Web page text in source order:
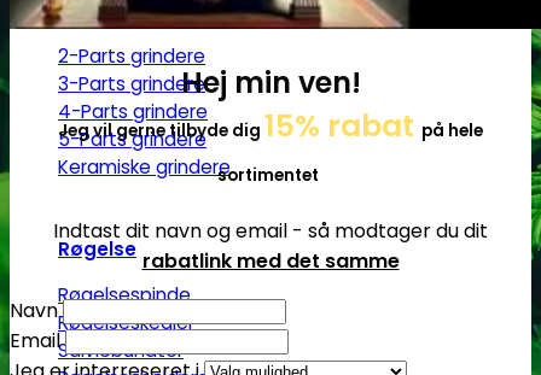
Grindere
2-Parts grindere
3-Parts grindere
4-Parts grindere
5-Parts grindere
Keramiske grindere
Røgelse
Røgelsespinde
Røgelseskegler
Salviebundter
Hej min ven!
Jeg vil gerne tilbyde dig 15% rabat på hele
sortimentet
Indtast dit navn og email - så modtager du dit
rabatlink med det samme
Navn
Email